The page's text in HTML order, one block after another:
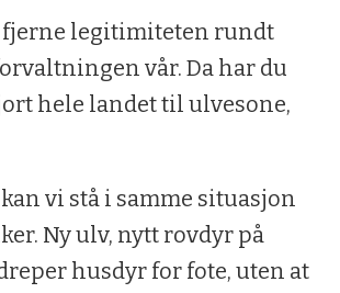
fjerne legitimiteten rundt
vår. Da har du
hele landet til ulvesone,
vi stå i samme situasjon
Ny ulv, nytt rovdyr på
husdyr for fote, uten at